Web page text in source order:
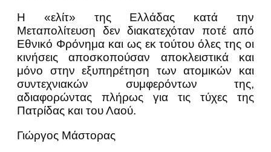
Η «ελίτ» της Ελλάδας κατά την
Μεταπολίτευση δεν διακατεχόταν ποτέ από
Εθνικό Φρόνημα και ως εκ τούτου όλες της οι
κινήσεις αποσκοπούσαν αποκλειστικά και
μόνο στην εξυπηρέτηση των ατομικών και
συντεχνιακών συμφερόντων της,
αδιαφορώντας πλήρως για τις τύχες της
Πατρίδας και του Λαού.
Γιώργος Μάστορας